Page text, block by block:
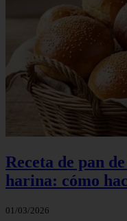
Receta de pan
harina: cómo
01/03/2026